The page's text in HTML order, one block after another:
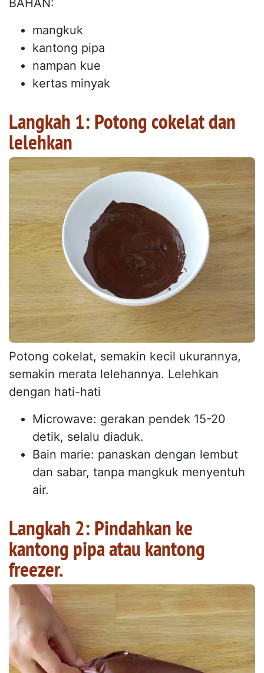
BAHAN:
mangkuk
kantong pipa
nampan kue
kertas minyak
Langkah 1: Potong cokelat dan
lelehkan
Potong cokelat, semakin kecil ukurannya,
semakin merata lelehannya. Lelehkan
dengan hati-hati
Microwave: gerakan pendek 15-20
detik, selalu diaduk.
Bain marie: panaskan dengan lembut
dan sabar, tanpa mangkuk menyentuh
air.
Langkah 2: Pindahkan ke
kantong pipa atau kantong
freezer.